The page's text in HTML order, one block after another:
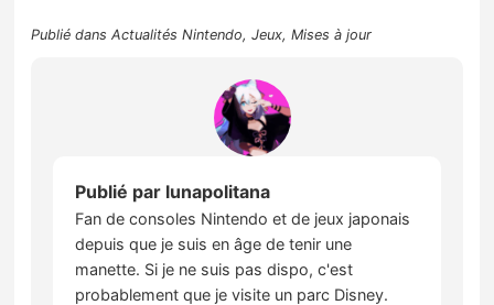
Publié dansActualités Nintendo,Jeux,Mises à jour
Publié par lunapolitana
Fan de consoles Nintendo et de jeux japonais
depuis que je suis en âge de tenir une
manette. Si je ne suis pas dispo, c'est
probablement que je visite un parc Disney.